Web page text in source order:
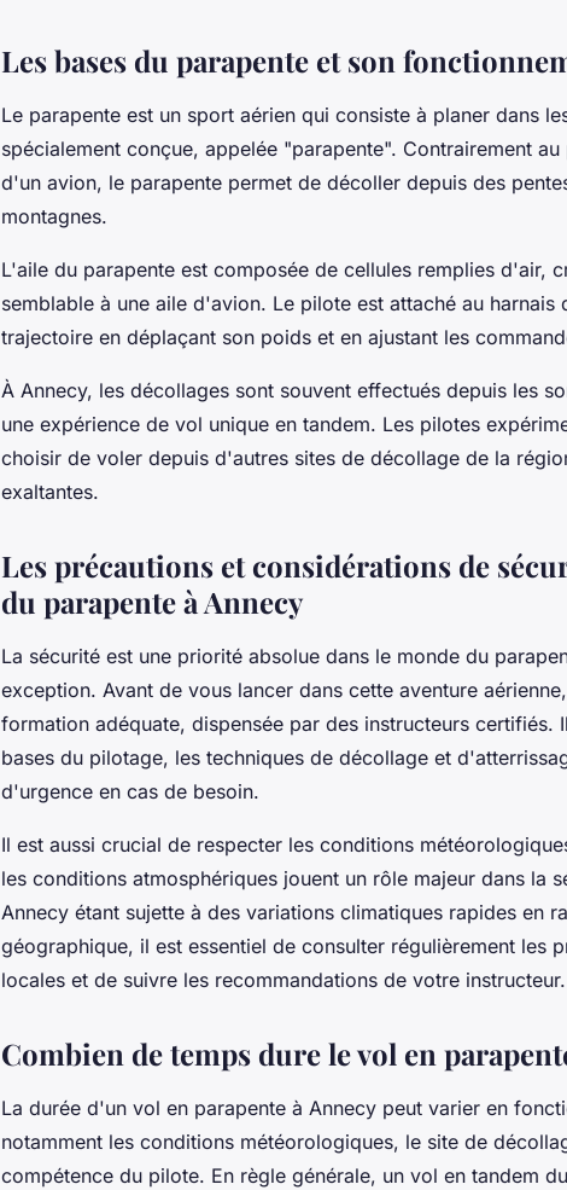
Les bases du parapente et son
Le parapente est un sport aérien qui consiste à planer dans
spécialement conçue, appelée "parapente". Contrairement
d'un avion, le parapente permet de décoller depuis des
montagnes.
L'aile du parapente est composée de cellules remplies d'air,
semblable à une aile d'avion. Le pilote est attaché au harnais
trajectoire en déplaçant son poids et en ajustant les
À Annecy, les décollages sont souvent effectués depuis les
une expérience de vol unique en tandem. Les pilotes
choisir de voler depuis d'autres sites de décollage de la
exaltantes.
Les précautions et considérations de
du parapente à Annecy
La sécurité est une priorité absolue dans le monde du
exception. Avant de vous lancer dans cette aventure
formation adéquate, dispensée par des instructeurs certifiés.
bases du pilotage, les techniques de décollage et
d'urgence en cas de besoin.
Il est aussi crucial de respecter les conditions
les conditions atmosphériques jouent un rôle majeur dans la
Annecy étant sujette à des variations climatiques rapides en
géographique, il est essentiel de consulter régulièrement les
locales et de suivre les recommandations de votre instructeur.
Combien de temps dure le vol en
La durée d'un vol en parapente à Annecy peut varier en
notamment les conditions météorologiques, le site de
compétence du pilote. En règle générale, un vol en tandem